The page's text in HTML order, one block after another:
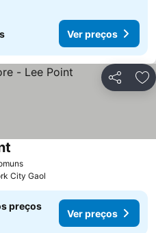
Ver preços
Partilhar
City Gaol
preços
Ver preços